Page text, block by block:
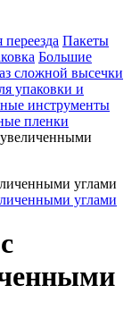
Пакеты
Большие
сложной высечки
упаковки и
инструменты
пленки